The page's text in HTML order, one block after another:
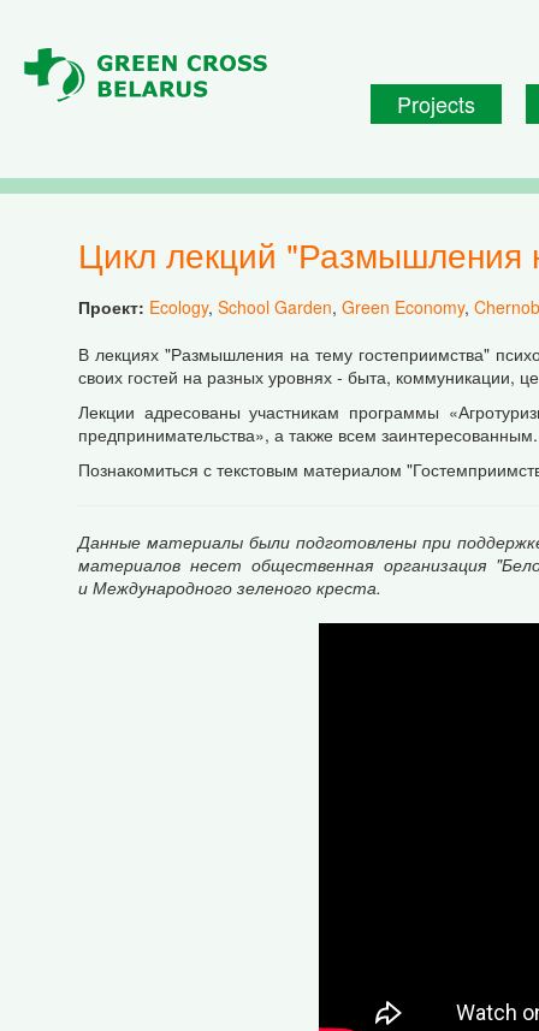
Projects
Цикл лекций "Размышления
Проект: Ecology, School Garden, Green Economy,
В лекциях "Размышления на тему гостеприимства"
своих гостей на разных уровнях - быта, коммуникации,
Лекции адресованы участникам программы
предпринимательства», а также всем заинтересованным.
Познакомиться с текстовым материалом
Данные материалы были подготовлены при
материалов несет общественная организация
и Международного зеленого креста.